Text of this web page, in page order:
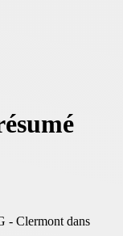
- Clermont dans